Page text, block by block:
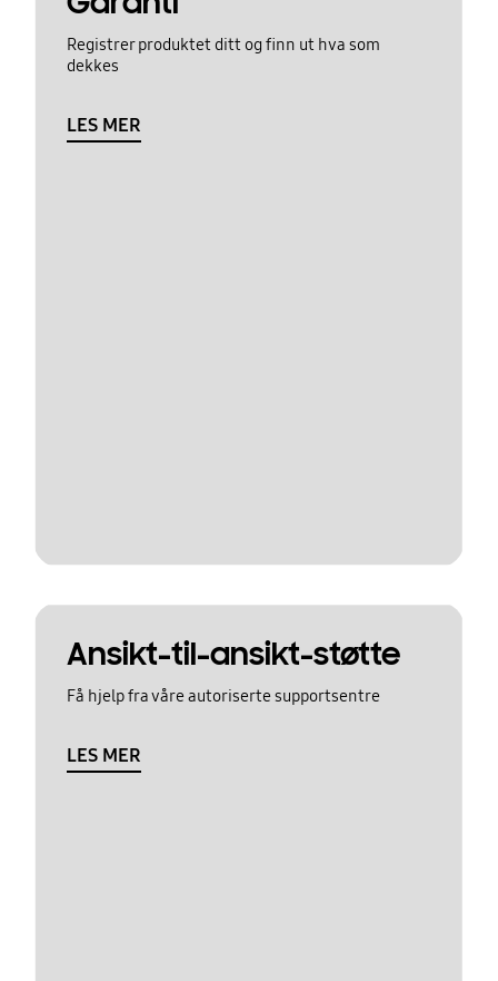
Registrer produktet ditt og finn ut hva som
dekkes
LES MER
Ansikt-til-ansikt-støtte
Få hjelp fra våre autoriserte supportsentre
LES MER